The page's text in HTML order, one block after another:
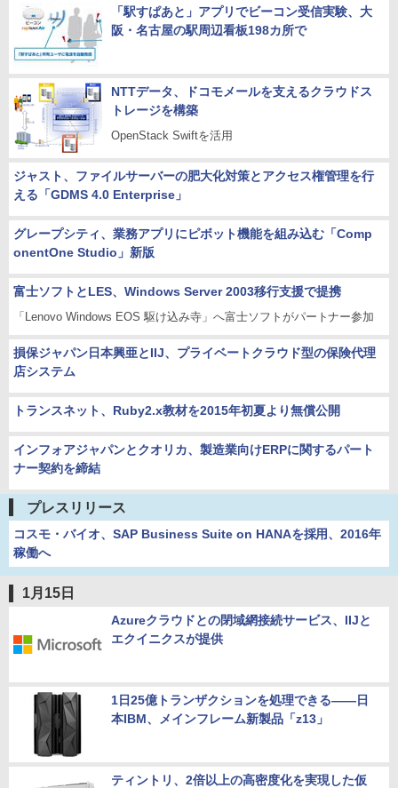
「駅すぱあと」アプリでビーコン受信実験、大
阪・名古屋の駅周辺看板198カ所で
NTTデータ、ドコモメールを支えるクラウドス
トレージを構築
OpenStack Swiftを活用
ジャスト、ファイルサーバーの肥大化対策とアクセス権管理を行
える「GDMS 4.0 Enterprise」
グレープシティ、業務アプリにピボット機能を組み込む「Comp
onentOne Studio」新版
富士ソフトとLES、Windows Server 2003移行支援で提携
「Lenovo Windows EOS 駆け込み寺」へ富士ソフトがパートナー参加
損保ジャパン日本興亜とIIJ、プライベートクラウド型の保険代理
店システム
トランスネット、Ruby2.x教材を2015年初夏より無償公開
インフォアジャパンとクオリカ、製造業向けERPに関するパート
ナー契約を締結
プレスリリース
コスモ・バイオ、SAP Business Suite on HANAを採用、2016年
稼働へ
1月15日
Azureクラウドとの閉域網接続サービス、IIJと
エクイニクスが提供
1日25億トランザクションを処理できる――日
本IBM、メインフレーム新製品「z13」
ティントリ、2倍以上の高密度化を実現した仮